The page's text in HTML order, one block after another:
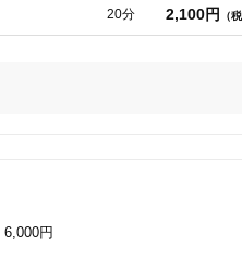
20分 2,100円 （
6,000円